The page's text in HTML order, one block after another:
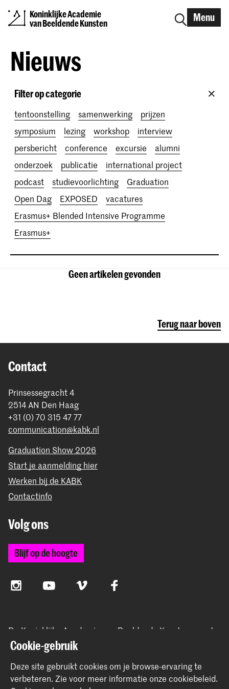
Koninklijke Academie
van Beeldende Kunsten
Menu
Nieuws
Filter op categorie
tentoonstelling samenwerking
prijzen
symposium
lezing workshop
interview
persbericht
conference excursie
alumni
onderzoek
publicatie
international project
podcast
studievoorlichting
Graduation
Open Dag
EXPOSED
vacatures
Erasmus+ Blended Intensive Programme
Erasmus+
Geen artikelen gevonden
Terug naar boven
Contact
Prinsessegracht 4
2514 AN Den Haag
+31 (0) 70 315 47 77
communication@kabk.nl
Graduation Show 2026
Start je aanmelding hier
Werken bij de KABK
Contactinfo
Volg ons
Blijf op de hoogte
InstagramYouTube Vimeo Facebook
De Koninklijke Academie van Beeldende Kunsten vormt
samen met het Koninklijk Conservatorium de Hogeschool
der Kunsten Den Haag
Cookie-gebruik
Deze site gebruikt cookies om je browse-ervaring te
verbeteren. Zie voor meer informatie onze cookiebeleid.